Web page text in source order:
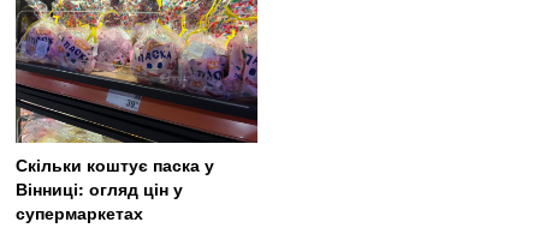
Скільки коштує паска у
Вінниці: огляд цін у
супермаркетах